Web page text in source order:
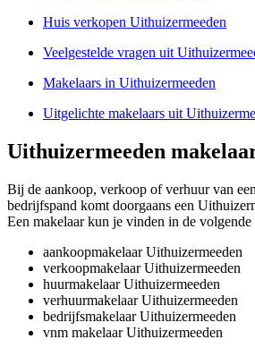
Huis verkopen Uithuizermeeden
Veelgestelde vragen uit
Makelaars in Uithuizermeeden
Uitgelichte makelaars uit
Uithuizermeeden
Bij de aankoop, verkoop of verhuur van
bedrijfspand komt doorgaans een
Een makelaar kun je vinden in de volgende
aankoopmakelaar Uithuizermeeden
verkoopmakelaar Uithuizermeeden
huurmakelaar Uithuizermeeden
verhuurmakelaar Uithuizermeeden
bedrijfsmakelaar Uithuizermeeden
vnm makelaar Uithuizermeeden